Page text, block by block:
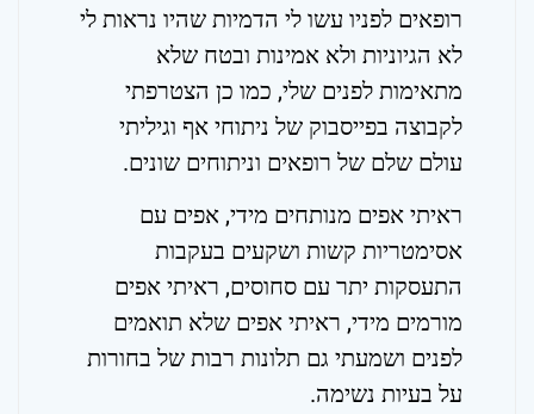
רופאים לפניו עשו לי הדמיות שהיו נראות לי
לא הגיוניות ולא אמינות ובטח שלא
מתאימות לפנים שלי, כמו כן הצטרפתי
לקבוצה בפייסבוק של ניתוחי אף וגיליתי
עולם שלם של רופאים וניתוחים שונים.
ראיתי אפים מנותחים מידי, אפים עם
אסימטריות קשות ושקעים בעקבות
התעסקות יתר עם סחוסים, ראיתי אפים
מורמים מידי, ראיתי אפים שלא תואמים
לפנים ושמעתי גם תלונות רבות של בחורות
על בעיות נשימה.